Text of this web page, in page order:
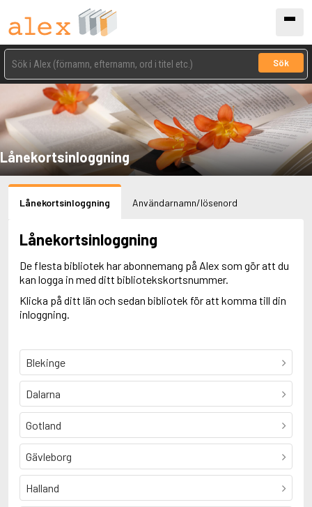
Sök
Lånekortsinloggning
Lånekortsinloggning Användarnamn/lösenord
Lånekortsinloggning
De flesta bibliotek har abonnemang på Alex som gör att du
kan logga in med ditt bibliotekskortsnummer.
Klicka på ditt län och sedan bibliotek för att komma till din
inloggning.
Blekinge
Dalarna
Gotland
Gävleborg
Halland